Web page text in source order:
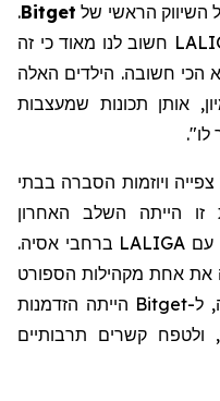
השיווק הראשי של Bitget
.
הכי חשובה. הילדים האלה
אותן תכונות שמעצבות
לו".
ויוזמות הסברה בבתי
הייתה השלב האחרון
עם LALIGA ברחבי אסיה.
את אחת מקהילות הספורט
ל-Bitget הייתה הזדמנות
ולטפח קשרים תרבותיים